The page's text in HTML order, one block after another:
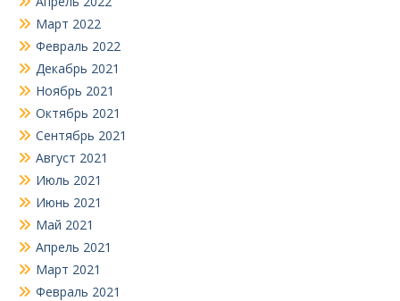
Март 2022
Февраль 2022
Декабрь 2021
Ноябрь 2021
Октябрь 2021
Сентябрь 2021
Август 2021
Июль 2021
Июнь 2021
Май 2021
Апрель 2021
Март 2021
Февраль 2021